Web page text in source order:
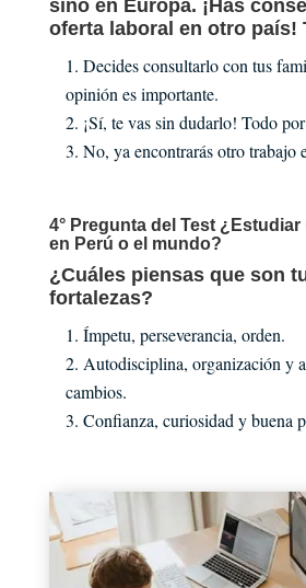
sino en Europa. ¡Has
oferta laboral en otro país!
Decides consultarlo con tus
opinión es importante.
¡Sí, te vas sin dudarlo! Todo
No, ya encontrarás otro trabajo
4° Pregunta del Test
en Perú o el mundo?
¿Cuáles piensas que son
fortalezas?
Ímpetu, perseverancia, orden.
Autodisciplina, organización y
cambios.
Confianza, curiosidad y buena